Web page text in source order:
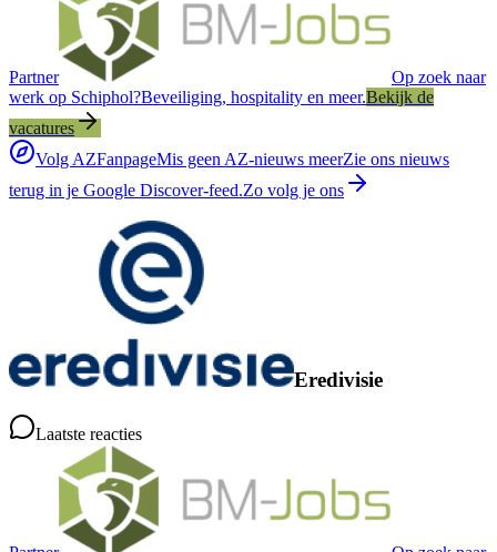
Partner
Op zoek naar
werk op Schiphol?Beveiliging, hospitality en meer.Bekijk de
vacatures
Volg AZFanpageMis geen AZ-nieuws meerZie ons nieuws
terug in je Google Discover-feed.Zo volg je ons
Eredivisie
Laatste reacties